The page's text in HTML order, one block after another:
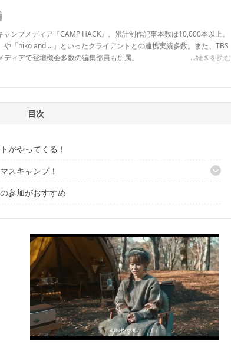
ンプメディア『CAMP HACK』。累計制作記事本数は10,000本以上。
「niko and ...」といったクライアントとの連携実績多数。また、TBS
ィアで登壇機会多数の編集部員も所属。
...続きを読む
目次
がやってくる！
スキャンプ！
参加がおすすめ